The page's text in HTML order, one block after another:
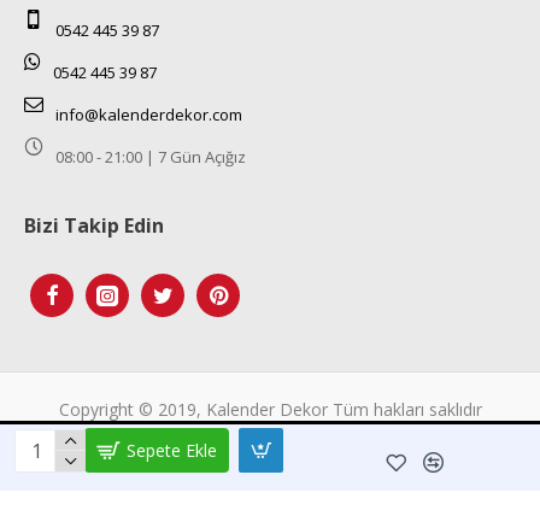
7/24 Canlı Destek
%100 Sorunsuz Alışveriş
Sepete Ekle
0542 445 39 87
0542 445 39 87
info@kalenderdekor.com
08:00 - 21:00 | 7 Gün Açığız
Bizi Takip Edin
Copyright © 2019, Kalender Dekor Tüm hakları saklıdır